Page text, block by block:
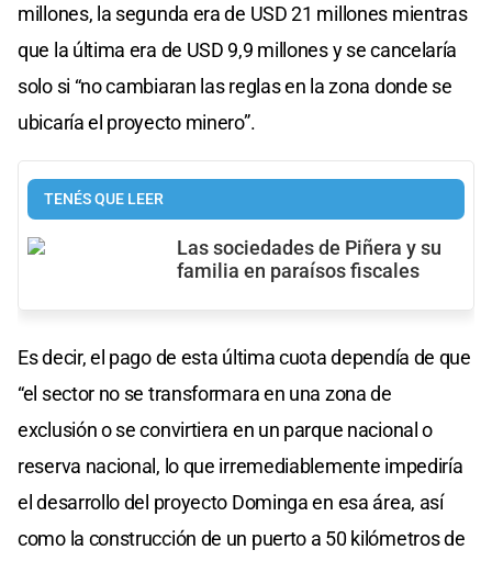
millones, la segunda era de USD 21 millones mientras
que la última era de USD 9,9 millones y se cancelaría
solo si “no cambiaran las reglas en la zona donde se
ubicaría el proyecto minero”.
TENÉS QUE LEER
Las sociedades de Piñera y su
familia en paraísos fiscales
Es decir, el pago de esta última cuota dependía de que
“el sector no se transformara en una zona de
exclusión o se convirtiera en un parque nacional o
reserva nacional, lo que irremediablemente impediría
el desarrollo del proyecto Dominga en esa área, así
como la construcción de un puerto a 50 kilómetros de